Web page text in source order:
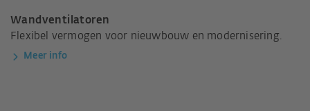
Wandventilatoren
Flexibel vermogen voor nieuwbouw en modernisering.
Meer info